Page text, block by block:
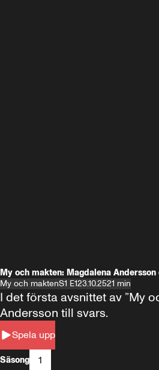
My och makten: Magdalena
My och maktenS1 E123.10.2521 min
Spela upp
I det första avsnittet av ”My
Andersson till svars.
Säsong 1